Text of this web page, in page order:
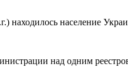
находилось население
над одним